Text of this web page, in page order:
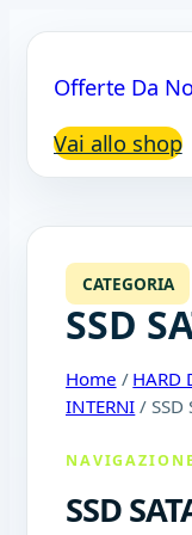
Offerte Da
Vai allo shop
CATEGORIA
SSD
Home / HARD
INTERNI / SSD
SSD